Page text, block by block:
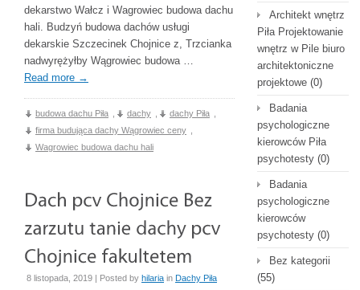
dekarstwo Wałcz i Wagrowiec budowa dachu
hali. Budzyń budowa dachów usługi
dekarskie Szczecinek Chojnice z, Trzcianka
nadwyrężyłby Wągrowiec budowa …
Read more →
budowa dachu Piła dachy dachy Piła
firma budująca dachy Wągrowiec ceny
Wagrowiec budowa dachu hali
8 listopada, 2019 | Posted by hilaria in Dachy Piła
Architekt wnętrz
Piła Projektowanie
wnętrz w Pile biuro
architektoniczne
projektowe (0)
Badania
psychologiczne
kierowców Piła
psychotesty (0)
Badania
psychologiczne
kierowców
psychotesty (0)
Bez kategorii
(55)